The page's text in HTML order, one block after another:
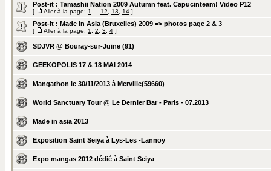
Post-it : Tamashii Nation 2009 Autumn feat. Capucinteam! Video P12
[ Aller à la page: 1 12 13 14 ]
Post-it : Made In Asia (Bruxelles) 2009 => photos page 2 & 3
[ Aller à la page: 1 2 3 4 ]
SDJVR @ Bouray-sur-Juine (91)
GEEKOPOLIS 17 & 18 MAI 2014
Mangathon le 30/11/2013 à Merville(59660)
World Sanctuary Tour @ Le Dernier Bar - Paris - 07.2013
Made in asia 2013
Exposition Saint Seiya à Lys-Les -Lannoy
Expo mangas 2012 dédié à Saint Seiya